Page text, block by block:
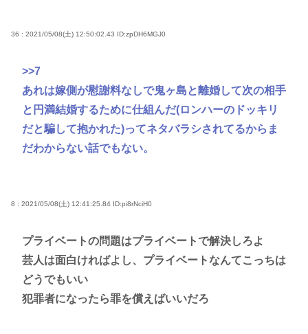
36 : 2021/05/08(土) 12:50:02.43 ID:zpDH6MGJ0
>>7
あれは嫁側が慰謝料なしで鬼ヶ島と離婚して次の相手
と円満結婚するために仕組んだ(ロンハーのドッキリ
だと騙して抱かれた)ってネタバラシされてるからま
だわからない話でもない。
8 : 2021/05/08(土) 12:41:25.84 ID:pi8rNciH0
プライベートの問題はプライベートで解決しろよ
芸人は面白ければよし、プライベートなんてこっちは
どうでもいい
犯罪者になったら罪を償えばいいだろ